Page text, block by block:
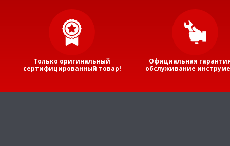
Только оригинальный
сертифицированный товар!
Официальная
обслуживание